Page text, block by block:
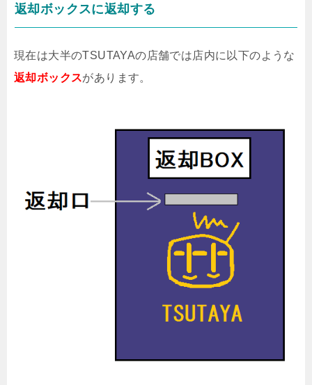
返却ボックスに返却する
現在は大半のTSUTAYAの店舗では店内に以下のような
返却ボックスがあります。